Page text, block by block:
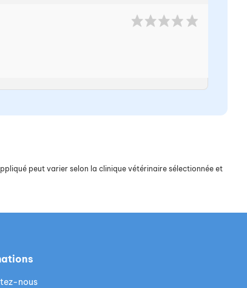
peut varier selon la clinique vétérinaire sélectionnée et
nous